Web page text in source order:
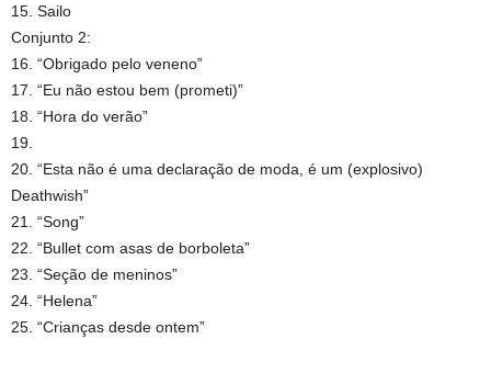
15. Sailo
Conjunto 2:
16. “Obrigado pelo veneno”
17. “Eu não estou bem (prometi)”
18. “Hora do verão”
19.
20. “Esta não é uma declaração de moda, é um (explosivo)
Deathwish”
21. “Song”
22. “Bullet com asas de borboleta”
23. “Seção de meninos”
24. “Helena”
25. “Crianças desde ontem”